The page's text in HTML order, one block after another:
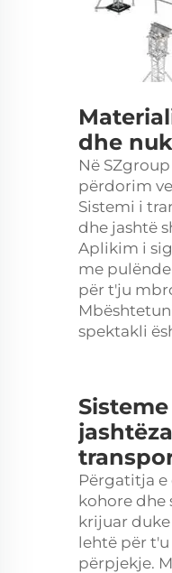
dhe
Në
përdorim
Sistemi i
dhe jashtë
Aplikim i
me
për t'ju
spektakli
Përgatitja e
kohore dhe
krijuar
lehtë për
përpjekje.